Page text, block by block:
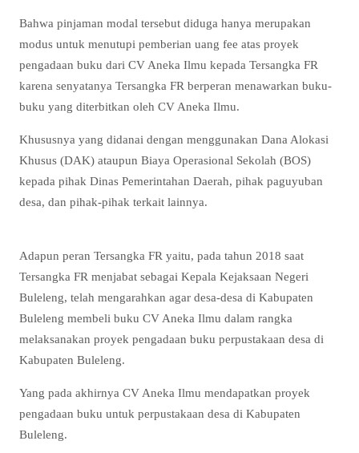
Bahwa pinjaman modal tersebut diduga hanya merupakan
modus untuk menutupi pemberian uang fee atas proyek
pengadaan buku dari CV Aneka Ilmu kepada Tersangka FR
karena senyatanya Tersangka FR berperan menawarkan buku-
buku yang diterbitkan oleh CV Aneka Ilmu.
Khususnya yang didanai dengan menggunakan Dana Alokasi
Khusus (DAK) ataupun Biaya Operasional Sekolah (BOS)
kepada pihak Dinas Pemerintahan Daerah, pihak paguyuban
desa, dan pihak-pihak terkait lainnya.
Adapun peran Tersangka FR yaitu, pada tahun 2018 saat
Tersangka FR menjabat sebagai Kepala Kejaksaan Negeri
Buleleng, telah mengarahkan agar desa-desa di Kabupaten
Buleleng membeli buku CV Aneka Ilmu dalam rangka
melaksanakan proyek pengadaan buku perpustakaan desa di
Kabupaten Buleleng.
Yang pada akhirnya CV Aneka Ilmu mendapatkan proyek
pengadaan buku untuk perpustakaan desa di Kabupaten
Buleleng.